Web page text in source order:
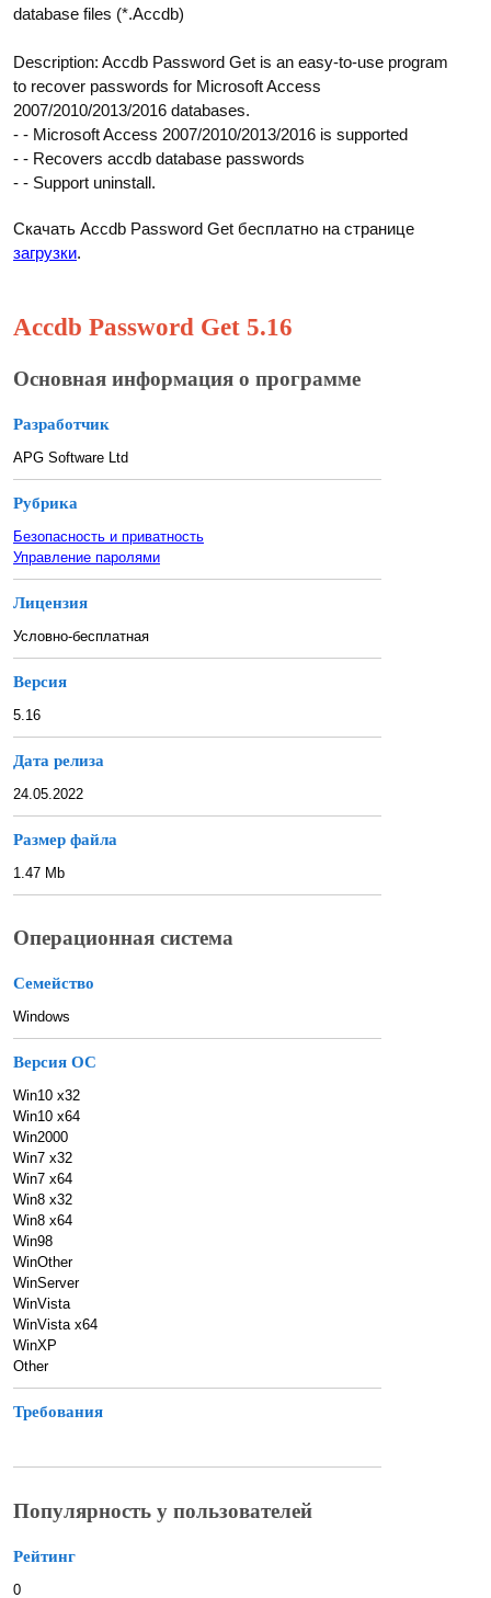
database files (*.Accdb)
Description: Accdb Password Get is an easy-to-use program
to recover passwords for Microsoft Access
2007/2010/2013/2016 databases.
- - Microsoft Access 2007/2010/2013/2016 is supported
- - Recovers accdb database passwords
- - Support uninstall.
Скачать Accdb Password Get бесплатно на странице
загрузки.
Accdb Password Get 5.16
Основная информация о программе
Разработчик
APG Software Ltd
Рубрика
Безопасность и приватность
Управление паролями
Лицензия
Условно-бесплатная
Версия
5.16
Дата релиза
24.05.2022
Размер файла
1.47 Mb
Операционная система
Семейство
Windows
Версия ОС
Win10 x32
Win10 x64
Win2000
Win7 x32
Win7 x64
Win8 x32
Win8 x64
Win98
WinOther
WinServer
WinVista
WinVista x64
WinXP
Other
Требования
Популярность у пользователей
Рейтинг
0